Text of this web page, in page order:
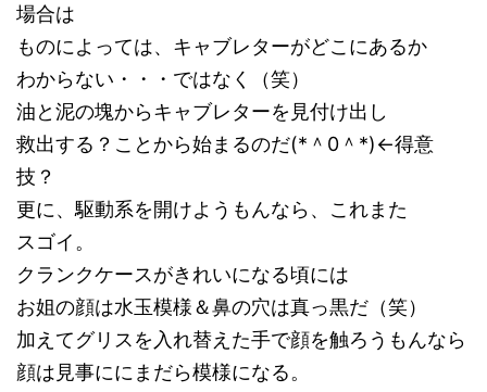
場合は
ものによっては、キャブレターがどこにあるか
わからない・・・ではなく（笑）
油と泥の塊からキャブレターを見付け出し
救出する？ことから始まるのだ(*＾0＾*)←得意
技？
更に、駆動系を開けようもんなら、これまた
スゴイ。
クランクケースがきれいになる頃には
お姐の顔は水玉模様＆鼻の穴は真っ黒だ（笑）
加えてグリスを入れ替えた手で顔を触ろうもんなら
顔は見事ににまだら模様になる。